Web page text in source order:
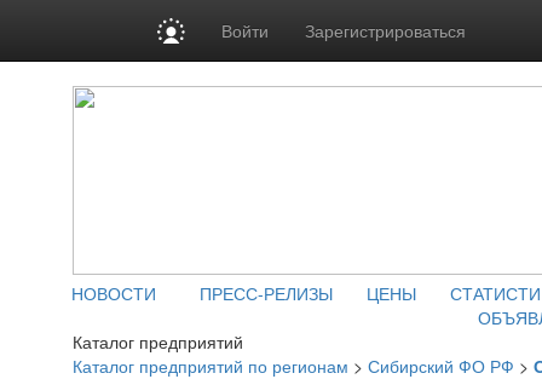
Войти Зарегистрироваться
НОВОСТИ ПРЕСС-РЕЛИЗЫ ЦЕНЫ
Каталог предприятий
Каталог предприятий по регионам > Сибирский ФО РФ >